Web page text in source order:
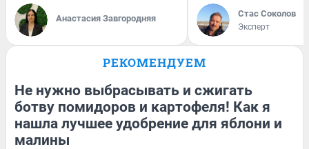
Анастасия Завгородняя Стас Соколов
Эксперт
РЕКОМЕНДУЕМ
Не нужно выбрасывать и сжигать
ботву помидоров и картофеля! Как я
нашла лучшее удобрение для яблони и
малины